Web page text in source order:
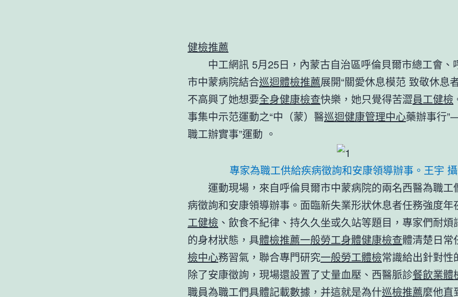
健檢推薦
中工網訊 5月25日，內蒙古自治區呼倫貝爾市總工會、
市中蒙病院結合巡迴體檢推薦展開“關愛休息模范 致敬休息
不高興了她想要全身健康檢查快樂，她只覺得苦澀員工健檢
事集中示范運動之“中（蒙）醫巡迴健康管理中心藥辦事行
職工辦實事”運動 。
專家為職工供給疾病徵詢和安康領導辦事。王宇 攝
運動現場，來自呼倫貝爾市中蒙病院的兩名西醫為職工
病徵詢和安康領導辦事。面臨新失業形狀休息者任務強度年
工健檢 、飲食不紀律、持久久坐或久站等題目，專家們耐煩
的身材狀態，具體檢推薦一般勞工身體健康檢查體清楚日常
檢中心務習氣，聯合專門研究一般勞工體檢常識給出針對性
除了安康徵詢，現場還設置了丈量血壓、西醫脈診餐飲業體
職員為職工們具體記載數據，并這就是為什巡檢推薦麼他直